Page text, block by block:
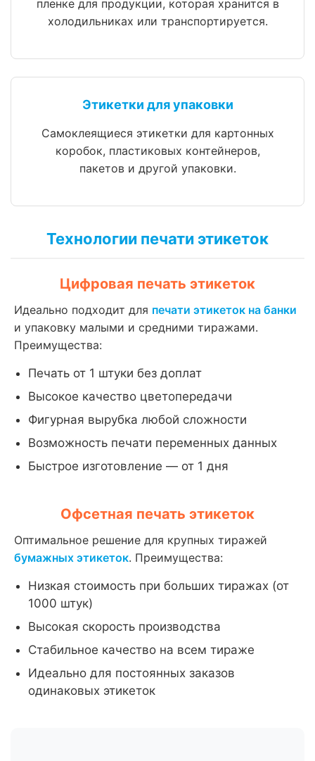
пленке для продукции, которая хранится в
холодильниках или транспортируется.
Этикетки для упаковки
Самоклеящиеся этикетки для картонных
коробок, пластиковых контейнеров,
пакетов и другой упаковки.
Технологии печати этикеток
Цифровая печать этикеток
Идеально подходит для печати этикеток на банки
и упаковку малыми и средними тиражами.
Преимущества:
Печать от 1 штуки без доплат
Высокое качество цветопередачи
Фигурная вырубка любой сложности
Возможность печати переменных данных
Быстрое изготовление — от 1 дня
Офсетная печать этикеток
Оптимальное решение для крупных тиражей
бумажных этикеток. Преимущества:
Низкая стоимость при больших тиражах (от
1000 штук)
Высокая скорость производства
Стабильное качество на всем тираже
Идеально для постоянных заказов
одинаковых этикеток